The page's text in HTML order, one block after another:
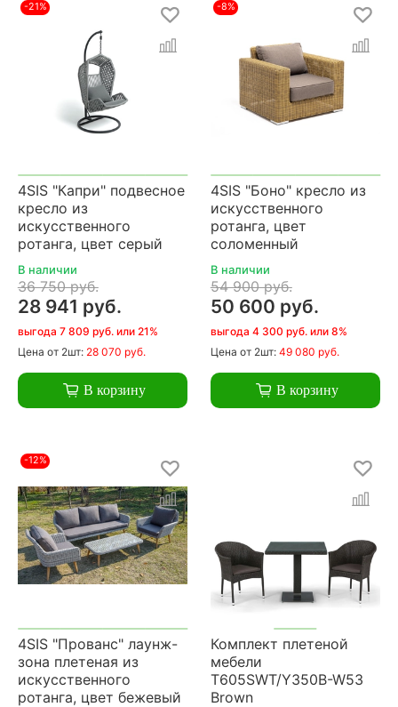
-21%
4SIS "Капри" подвесное
кресло из
искусственного
ротанга, цвет серый
В наличии
36 750 руб.
28 941 руб.
выгода 7 809 руб. или 21%
Цена от 2шт: 28 070 руб.
В корзину
-8%
4SIS "Боно" кресло из
искусственного
ротанга, цвет
соломенный
В наличии
54 900 руб.
50 600 руб.
выгода 4 300 руб. или 8%
Цена от 2шт: 49 080 руб.
В корзину
-12%
4SIS "Прованс" лаунж-
зона плетеная из
искусственного
ротанга, цвет бежевый
Комплект плетеной
мебели
T605SWT/Y350B-W53
Brown